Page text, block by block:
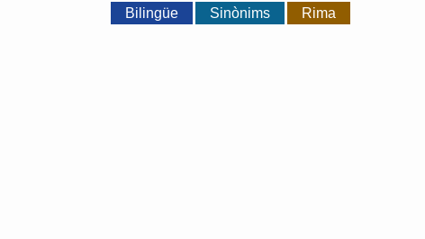
Bilingüe
Sinònims Rima